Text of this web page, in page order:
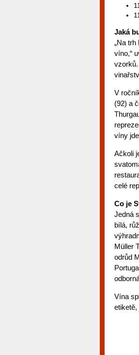
Jaká
„Na
víno,“
V
(92) a
víny
Ačkoli
celé
Co je
Jedná
bílá,
Müller
odrůd
Vína
etiketě,